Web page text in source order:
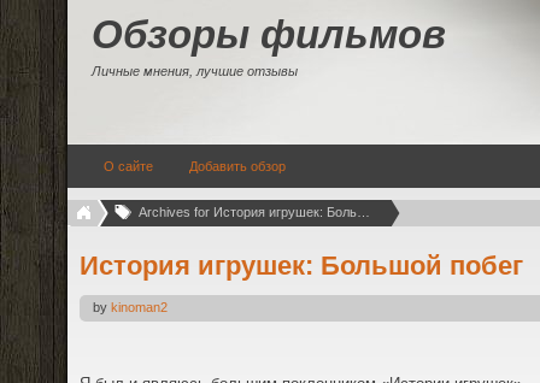
Обзоры фильмов
Личные мнения, лучшие отзывы
О сайте Добавить обзор
История игрушек: Большой побег
by kinoman2